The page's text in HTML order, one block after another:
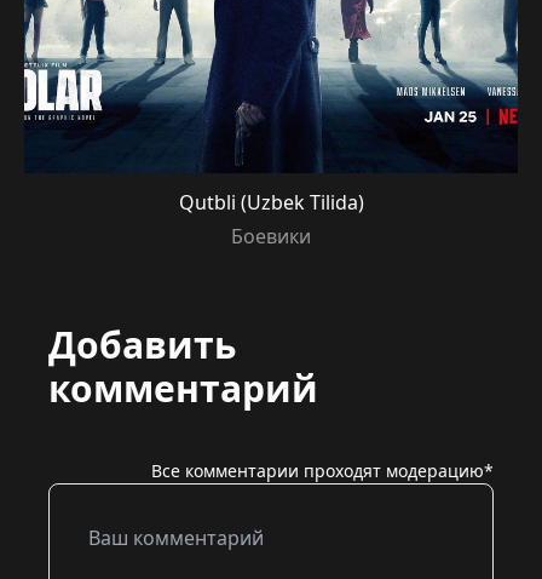
Qutbli (Uzbek Tilida)
Боевики
Добавить
комментарий
Все комментарии проходят модерацию*